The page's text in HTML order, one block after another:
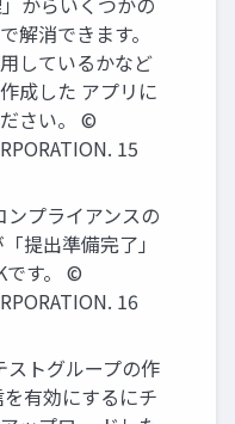
解消できます。
しているかなど
成した アプリに
さい。 ©
15
ンプライアンスの
提出準備完了」
です。 ©
16
ストグループの作
有効にするにチ